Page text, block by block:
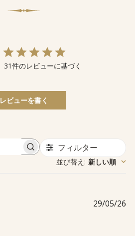
31件のレビューに基づく
レビューを書く
フィルター
並び替え : 新しい順
29/05/26